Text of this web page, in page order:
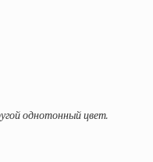
однотонный цвет.